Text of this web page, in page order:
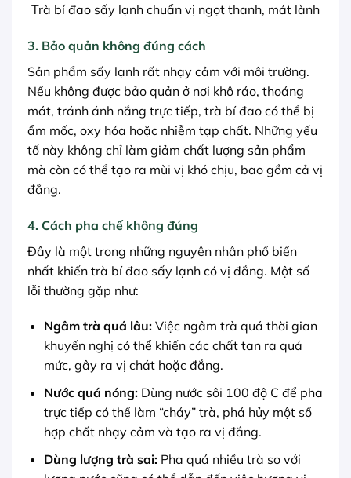
Trà bí đao sấy lạnh chuẩn vị ngọt thanh, mát lành
3. Bảo quản không đúng cách
Sản phẩm sấy lạnh rất nhạy cảm với môi trường.
Nếu không được bảo quản ở nơi khô ráo, thoáng
mát, tránh ánh nắng trực tiếp, trà bí đao có thể bị
ẩm mốc, oxy hóa hoặc nhiễm tạp chất. Những yếu
tố này không chỉ làm giảm chất lượng sản phẩm
mà còn có thể tạo ra mùi vị khó chịu, bao gồm cả vị
đắng.
4. Cách pha chế không đúng
Đây là một trong những nguyên nhân phổ biến
nhất khiến trà bí đao sấy lạnh có vị đắng. Một số
lỗi thường gặp như:
Ngâm trà quá lâu:Việc ngâm trà quá thời gian
khuyến nghị có thể khiến các chất tan ra quá
mức, gây ra vị chát hoặc đắng.
Nước quá nóng:Dùng nước sôi 100 độ C để pha
trực tiếp có thể làm “cháy” trà, phá hủy một số
hợp chất nhạy cảm và tạo ra vị đắng.
Dùng lượng trà sai:Pha quá nhiều trà so với